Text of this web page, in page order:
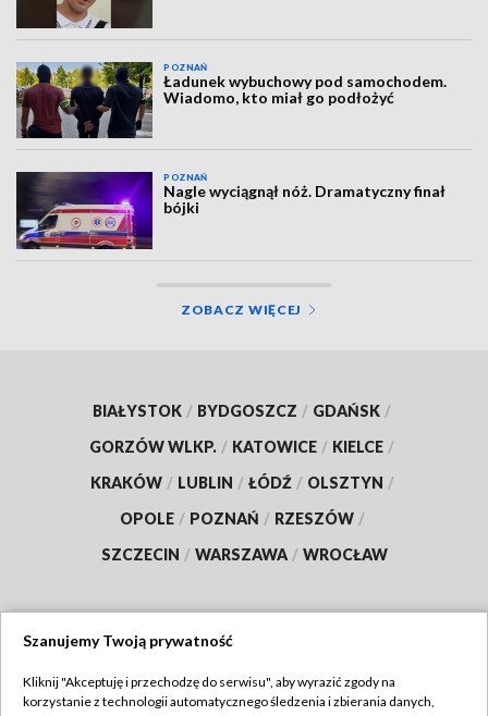
POZNAŃ
Ładunek wybuchowy pod samochodem.
Wiadomo, kto miał go podłożyć
POZNAŃ
Nagle wyciągnął nóż. Dramatyczny finał
bójki
ZOBACZ WIĘCEJ
BIAŁYSTOK / BYDGOSZCZ / GDAŃSK /
GORZÓW WLKP. / KATOWICE / KIELCE /
KRAKÓW / LUBLIN / ŁÓDŹ / OLSZTYN /
OPOLE / POZNAŃ / RZESZÓW /
SZCZECIN / WARSZAWA / WROCŁAW
TVP
Szanujemy Twoją prywatność
Kliknij "Akceptuję i przechodzę do serwisu", aby wyrazić zgody na
korzystanie z technologii automatycznego śledzenia i zbierania danych,